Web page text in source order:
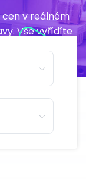
v reálném
Vše vyřídíte